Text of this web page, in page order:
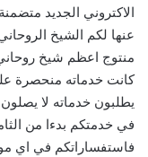
الاكتروني الجديد
عنها لكم الشيخ
منتوج اعظم شيخ روحاني
كانت خدماته منحصرة
يطلبون خدماته لا
في خدمتكم بدءا من
فاستفساراتكم في اي